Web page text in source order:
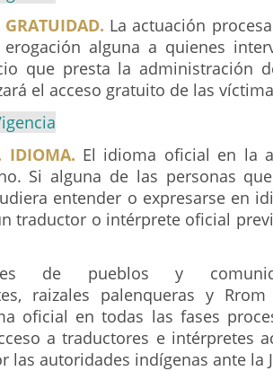
La actuación
erogación alguna a quienes
que presta la administración
el acceso gratuito de las
IDIOMA. El idioma oficial en la
Si alguna de las personas
entender o expresarse en
traductor o intérprete oficial
de pueblos y
raizales palenqueras y
oficial en todas las fases
a traductores e intérpretes
las autoridades indígenas ante la